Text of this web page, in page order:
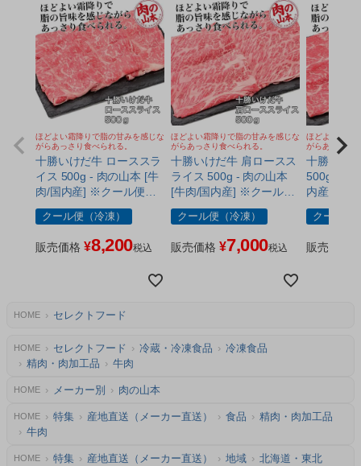
ほどよい霜降りで脂の甘みを感じな
がらあっさり食べられる。
十勝いけだ牛 ローススラ
イス 500g - 肉の山本 [牛
肉/国内産] ※クール便冷
凍
クール便（冷凍）
販売価格 ¥8,200税込
ほどよい霜降りで脂の甘みを感じな
がらあっさり食べられる。
十勝いけだ牛 肩ロースス
ライス 500g - 肉の山本
[牛肉/国内産] ※クール便
冷凍
クール便（冷凍）
販売価格 ¥7,000税込
ほどよい霜降
がらあっさり
十勝いけ
500g - 肉
内産] ※ク
クール便
販売価格
HOME セレクトフード
HOME セレクトフード 冷蔵・冷凍食品
冷凍食品
精肉・肉加工品
牛肉
HOME メーカー別 肉の山本
HOME 特集 産地直送（メーカー直送） 食品
精肉・肉加工品
牛肉
HOME 特集 産地直送（メーカー直送） 地域
北海道・東北